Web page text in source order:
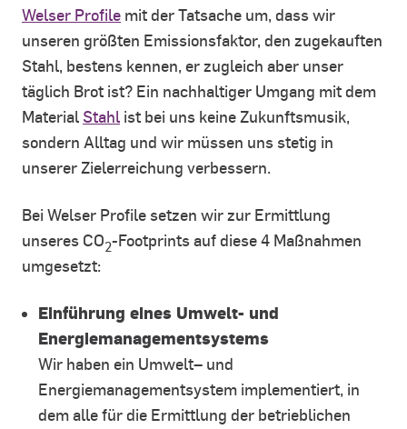
Welser Profile mit der Tatsache um, dass wir
unseren größten Emissionsfaktor, den zugekauften
Stahl, bestens kennen, er zugleich aber unser
täglich Brot ist? Ein nachhaltiger Umgang mit dem
MaterialStahl ist bei uns keine Zukunftsmusik,
sondern Alltag und wir müssen uns stetig in
unserer Zielerreichung verbessern.
Bei Welser Profile setzen wir zur Ermittlung
unseres CO2-Footprints auf diese 4 Maßnahmen
umgesetzt:
Einführung eines Umwelt- und
Energiemanagementsystems
Wir haben ein Umwelt– und
Energiemanagementsystem implementiert, in
dem alle für die Ermittlung der betrieblichen